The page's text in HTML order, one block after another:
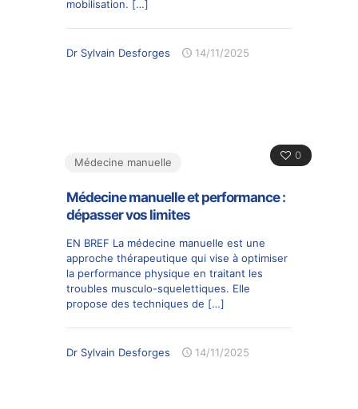
mobilisation. […]
Dr Sylvain Desforges 14/11/2025
0
Médecine manuelle
Médecine manuelle et performance :
dépasser vos limites
EN BREF La médecine manuelle est une
approche thérapeutique qui vise à optimiser
la performance physique en traitant les
troubles musculo-squelettiques. Elle
propose des techniques de […]
Dr Sylvain Desforges 14/11/2025